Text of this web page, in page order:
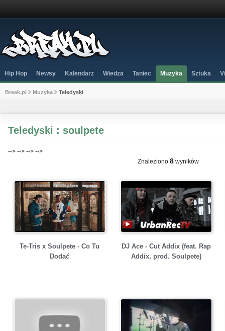
Hip Hop Newsy Kalendarz Wiedza Taniec Muzyka Sztuka
Break.pl Muzyka Teledyski
Teledyski : soulpete
--> --> --> -->
Znaleziono 8 wyników
Te-Tris x Soulpete - Co Tu
Dodać
DJ Ace - Cut Addix (feat. Rap
Addix, prod. Soulpete)